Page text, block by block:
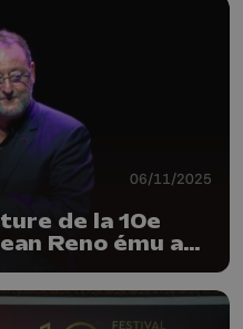
06/11/2025
de la 10e
Reno ému aux